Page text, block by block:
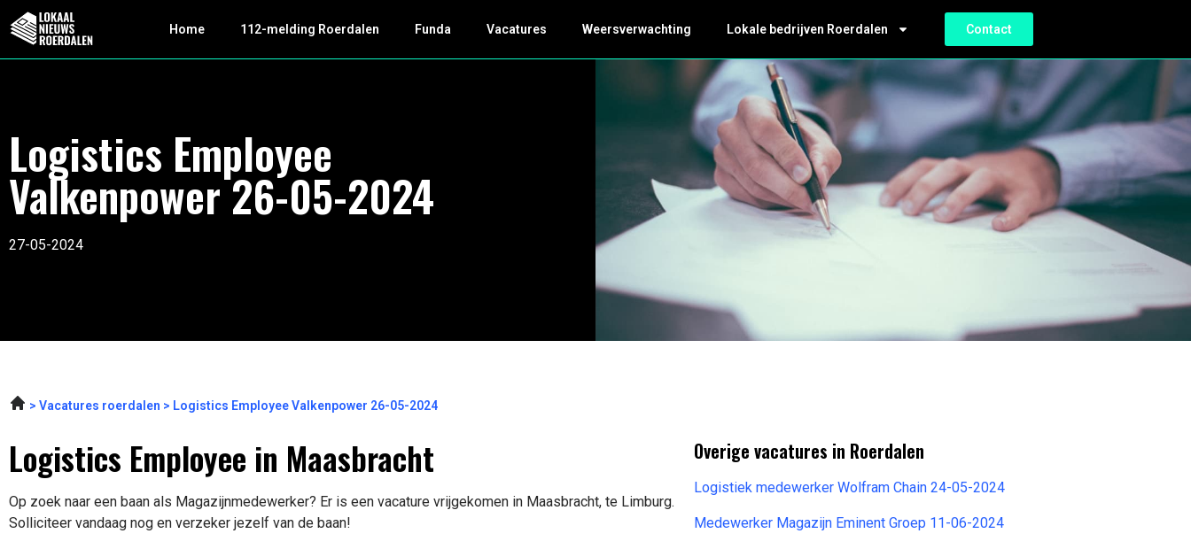
Home 112-melding Roerdalen Funda Vacatures Weersverwachting Lokale bedrijven Roerdalen Contact
Logistics Employee
Valkenpower 26-05-2024
27-05-2024
Vacatures roerdalen Logistics Employee Valkenpower 26-05-2024
Logistics Employee in Maasbracht
Op zoek naar een baan als Magazijnmedewerker? Er is een vacature vrijgekomen in Maasbracht, te Limburg.
Solliciteer vandaag nog en verzeker jezelf van de baan!
Overige vacatures in Roerdalen
Logistiek medewerker Wolfram Chain 24-05-2024
Medewerker Magazijn Eminent Groep 11-06-2024